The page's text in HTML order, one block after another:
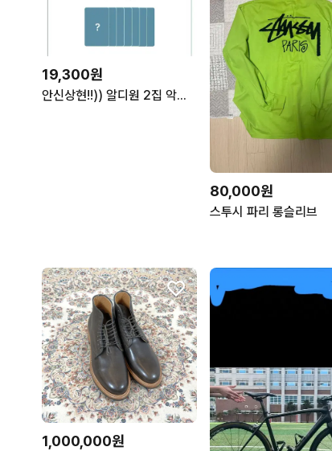
19,300원
안신상현!!)) 알디원 2집 악마 미공포 분철
80,000원
스투시 파리 롱슬리브
1,000,000원